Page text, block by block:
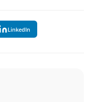
LinkedIn